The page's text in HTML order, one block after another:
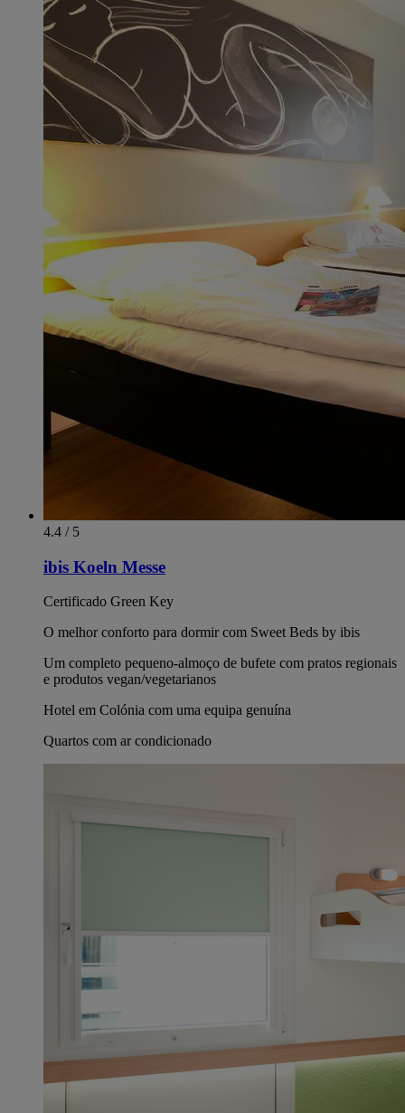
4.4 / 5
ibis Koeln Messe
Certificado Green Key
O melhor conforto para dormir com Sweet Beds by ibis
Um completo pequeno-almoço de bufete com pratos regionais
e produtos vegan/vegetarianos
Hotel em Colónia com uma equipa genuína
Quartos com ar condicionado